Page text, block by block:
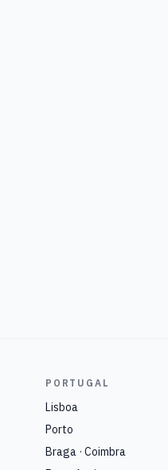
PORTUGAL
Lisboa
Porto
Braga · Coimbra